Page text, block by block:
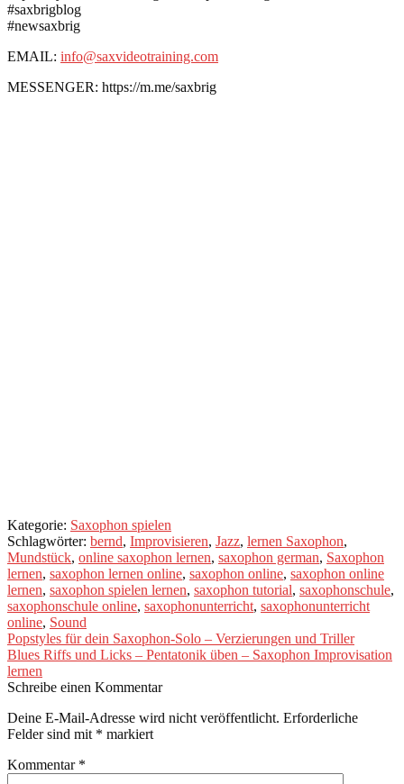
#saxbrigblog
#newsaxbrig
EMAIL: info@saxvideotraining.com
MESSENGER: https://m.me/saxbrig
Kategorie: Saxophon spielen
Schlagwörter: bernd, Improvisieren, Jazz, lernen Saxophon,
Mundstück, online saxophon lernen, saxophon german, Saxophon
lernen, saxophon lernen online, saxophon online, saxophon online
lernen, saxophon spielen lernen, saxophon tutorial, saxophonschule,
saxophonschule online, saxophonunterricht, saxophonunterricht
online, Sound
Beitragsnavigation
Vorheriger
Beitrag:
Popstyles für dein Saxophon-Solo – Verzierungen und Triller
Nächster
Beitrag:
Blues Riffs und Licks – Pentatonik üben – Saxophon Improvisation
lernen
Schreibe einen Kommentar
Deine E-Mail-Adresse wird nicht veröffentlicht. Erforderliche
Felder sind mit * markiert
Kommentar *